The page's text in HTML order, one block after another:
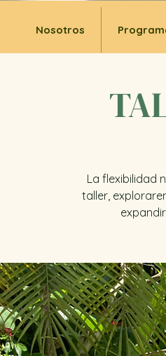
Nosotros
La flexibilidad
taller,